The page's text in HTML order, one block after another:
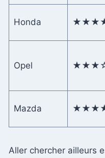
Honda
Opel
Mazda
Aller chercher ailleurs